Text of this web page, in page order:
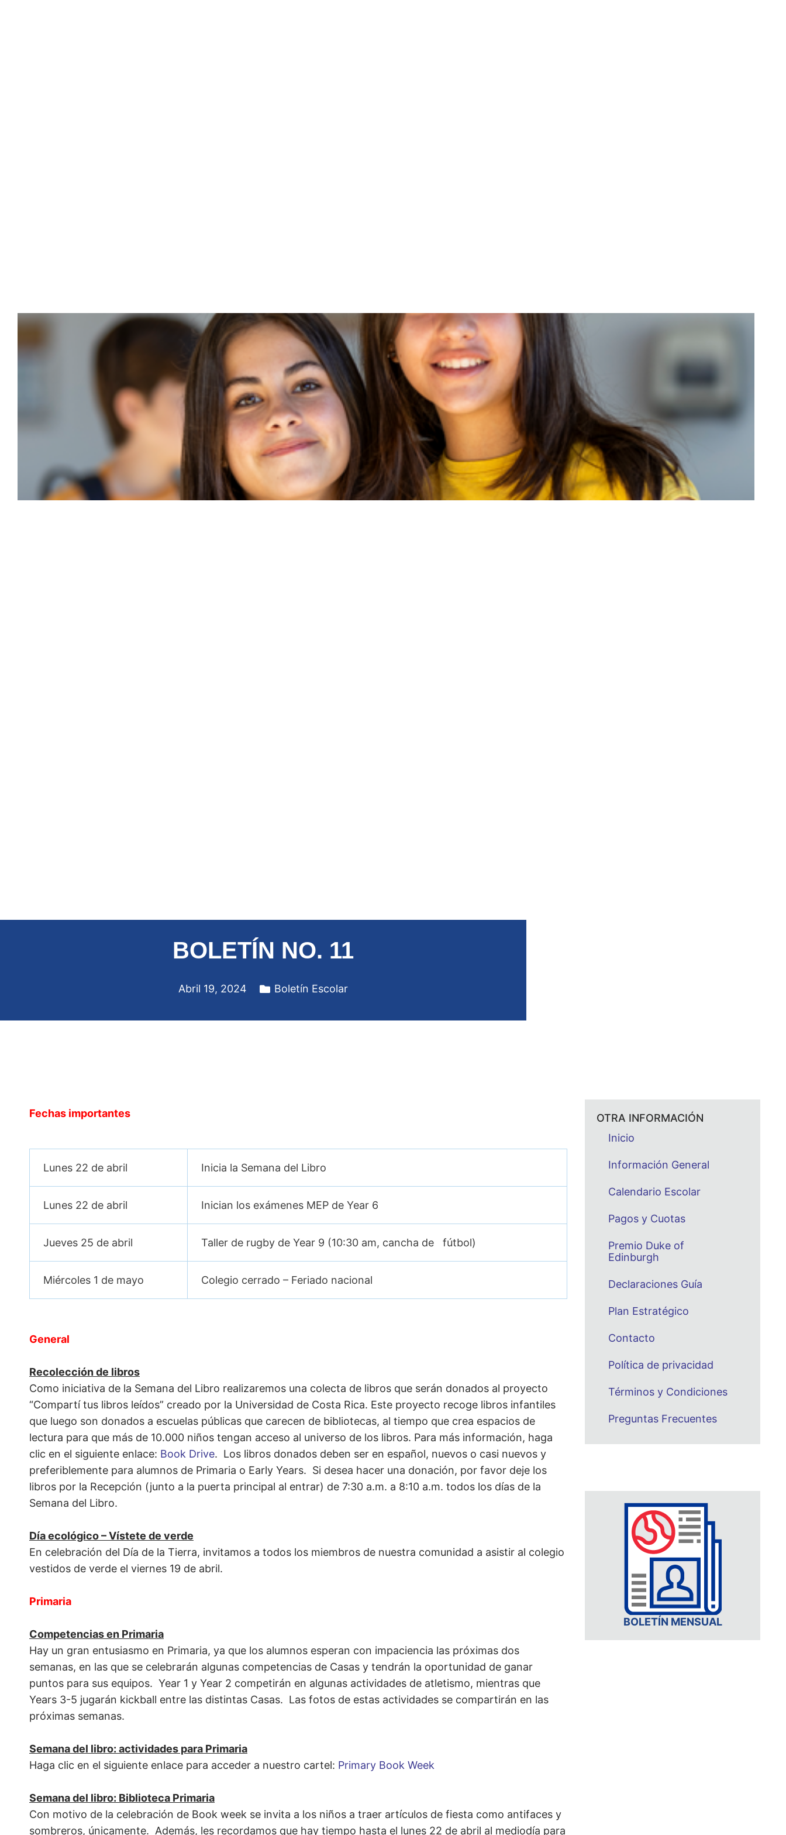
BOLETÍN NO. 11
Abril 19, 2024 Boletín Escolar
Fechas importantes
Lunes 22 de abril Inicia la Semana del Libro
Lunes 22 de abril Inician los exámenes MEP de Year 6
Jueves 25 de abril Taller de rugby de Year 9 (10:30 am, cancha de fútbol)
Miércoles 1 de mayo Colegio cerrado – Feriado nacional
General
Recolección de libros
Como iniciativa de la Semana del Libro realizaremos una colecta de libros que serán donados al proyecto
“Compartí tus libros leídos” creado por la Universidad de Costa Rica. Este proyecto recoge libros infantiles
que luego son donados a escuelas públicas que carecen de bibliotecas, al tiempo que crea espacios de
lectura para que más de 10.000 niños tengan acceso al universo de los libros. Para más información, haga
clic en el siguiente enlace: Book Drive. Los libros donados deben ser en español, nuevos o casi nuevos y
preferiblemente para alumnos de Primaria o Early Years. Si desea hacer una donación, por favor deje los
libros por la Recepción (junto a la puerta principal al entrar) de 7:30 a.m. a 8:10 a.m. todos los días de la
Semana del Libro.
Día ecológico – Vístete de verde
En celebración del Día de la Tierra, invitamos a todos los miembros de nuestra comunidad a asistir al colegio
vestidos de verde el viernes 19 de abril.
Primaria
Competencias en Primaria
Hay un gran entusiasmo en Primaria, ya que los alumnos esperan con impaciencia las próximas dos
semanas, en las que se celebrarán algunas competencias de Casas y tendrán la oportunidad de ganar
puntos para sus equipos. Year 1 y Year 2 competirán en algunas actividades de atletismo, mientras que
Years 3-5 jugarán kickball entre las distintas Casas. Las fotos de estas actividades se compartirán en las
próximas semanas.
Semana del libro: actividades para Primaria
Haga clic en el siguiente enlace para acceder a nuestro cartel: Primary Book Week
Semana del libro: Biblioteca Primaria
Con motivo de la celebración de Book week se invita a los niños a traer artículos de fiesta como antifaces y
sombreros, únicamente. Además, les recordamos que hay tiempo hasta el lunes 22 de abril al mediodía para
OTRA INFORMACIÓN
Inicio
Información General
Calendario Escolar
Pagos y Cuotas
Premio Duke of
Edinburgh
Declaraciones Guía
Plan Estratégico
Contacto
Política de privacidad
Términos y Condiciones
Preguntas Frecuentes
BOLETÍN MENSUAL